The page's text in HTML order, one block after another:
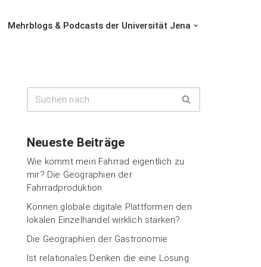
Mehrblogs & Podcasts der Universität Jena
Neueste Beiträge
Wie kommt mein Fahrrad eigentlich zu
mir? Die Geographien der
Fahrradproduktion
Können globale digitale Plattformen den
lokalen Einzelhandel wirklich stärken?
Die Geographien der Gastronomie
Ist relationales Denken die eine Lösung